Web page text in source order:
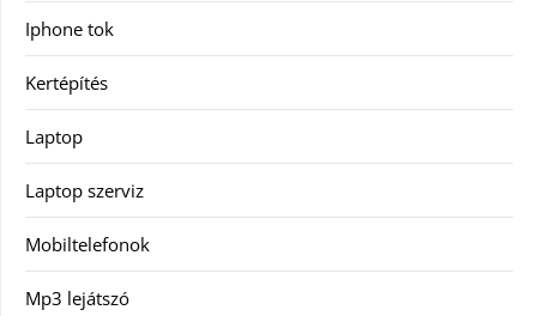
Iphone tok
Kertépítés
Laptop
Laptop szerviz
Mobiltelefonok
Mp3 lejátszó